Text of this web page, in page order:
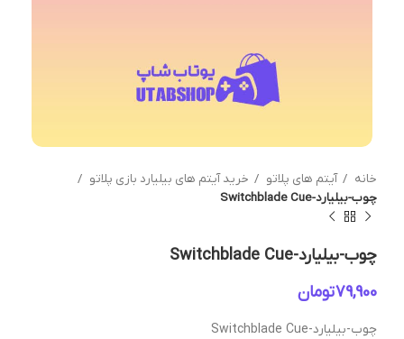
خانه آیتم های پلاتو
خرید آیتم های بیلیارد بازی پلاتو
چوب-بیلیارد-Switchblade Cue
چوب-بیلیارد-Switchblade Cue
تومان
چوب-بیلیارد-Switchblade Cue